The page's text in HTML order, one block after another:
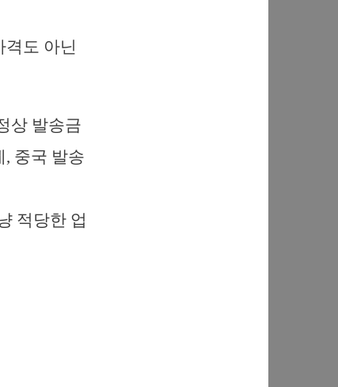
도 아닌
상 발송금
중국 발송
적당한 업